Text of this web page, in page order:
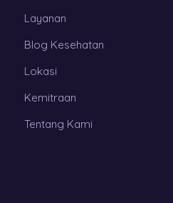
Layanan
Blog Kesehatan
Lokasi
Kemitraan
Tentang Kami